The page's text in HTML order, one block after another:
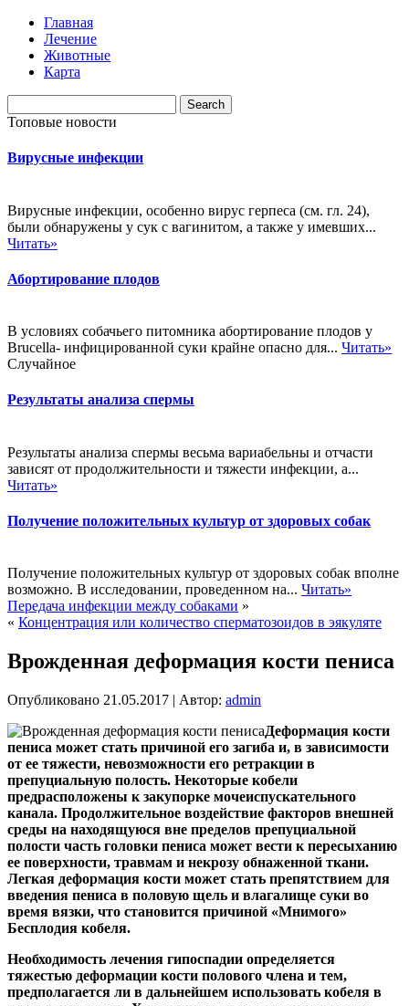
Главная
Лечение
Животные
Карта
Топовые новости
Вирусные инфекции
Вирусные инфекции, особенно вирус герпеса (см. гл. 24),
были обнаружены у сук с вагинитом, а также у имевших...
Читать»
Абортирование плодов
В условиях собачьего питомника абортирование плодов у
Brucella- инфицированной суки крайне опасно для... Читать»
Случайное
Результаты анализа спермы
Результаты анализа спермы весьма вариабельны и отчасти
зависят от продолжительности и тяжести инфекции, а...
Читать»
Получение положительных культур от здоровых собак
Получение положительных культур от здоровых собак вполне
возможно. В исследовании, проведенном на... Читать»
Передача инфекции между собаками »
« Концентрация или количество сперматозоидов в эякуляте
Врожденная деформация кости пениса
Опубликовано 21.05.2017 | Автор: admin
Деформация кости
пениса может стать причиной его загиба и, в зависимости
от ее тяжести, невозможности его ретракции в
препуциальную полость. Некоторые кобели
предрасположены к закупорке мочеиспускательного
канала. Продолжительное воздействие факторов внешней
среды на находящуюся вне пределов препуциальной
полости часть головки пениса может вести к пересыханию
ее поверхности, травмам и некрозу обнаженной ткани.
Легкая деформация кости может стать препятствием для
введения пениса в половую щель и влагалище суки во
время вязки, что становится причиной «Мнимого»
Бесплодия кобеля.
Необходимость лечения гипоспадии определяется
тяжестью деформации кости полового члена и тем,
предполагается ли в дальнейшем использовать кобеля в